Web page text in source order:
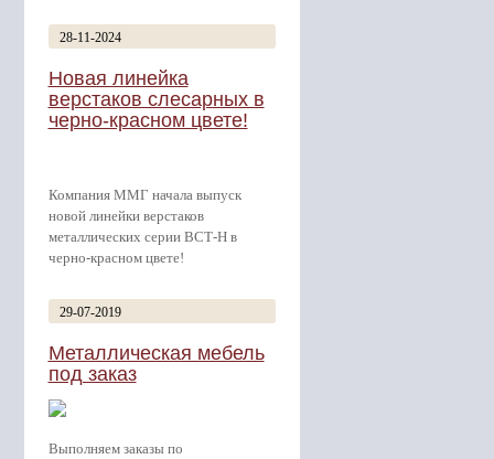
28-11-2024
Новая линейка
верстаков слесарных в
черно-красном цвете!
Компания ММГ начала выпуск
новой линейки верстаков
металлических серии ВСТ-Н в
черно-красном цвете!
29-07-2019
Металлическая мебель
под заказ
Выполняем заказы по